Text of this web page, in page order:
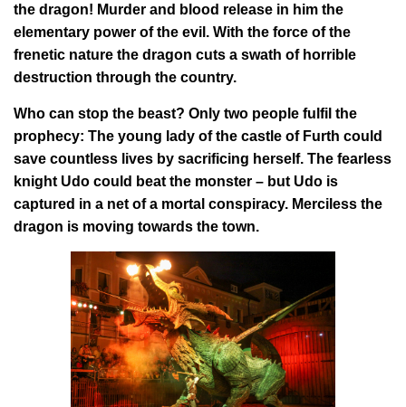
the dragon! Murder and blood release in him the
elementary power of the evil. With the force of the
frenetic nature the dragon cuts a swath of horrible
destruction through the country.
Who can stop the beast? Only two people fulfil the
prophecy: The young lady of the castle of Furth could
save countless lives by sacrificing herself. The fearless
knight Udo could beat the monster – but Udo is
captured in a net of a mortal conspiracy. Merciless the
dragon is moving towards the town.